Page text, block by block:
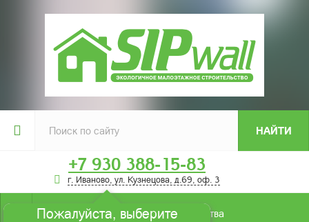
НАЙТИ
+7 930 388-15-83
г. Иваново, ул. Кузнецова, д.69, оф. 3
Пожалуйста, выберите
Условия строительства